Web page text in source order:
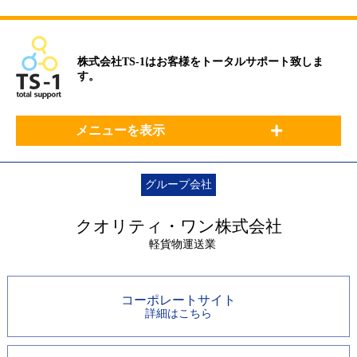
株式会社TS-1はお客様をトータルサポート致しま
す。
メニューを表示
グループ会社
クオリティ・ワン株式会社
軽貨物運送業
コーポレートサイト
詳細はこちら